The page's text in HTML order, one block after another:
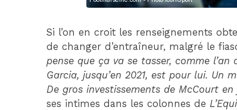
Si l’on en croit les renseignements
de changer d’entraîneur, malgré le
pense que ça va se tasser, comme
Garcia, jusqu’en 2021, est pour lui.
De gros investissements de McCourt
ses intimes dans les colonnes de